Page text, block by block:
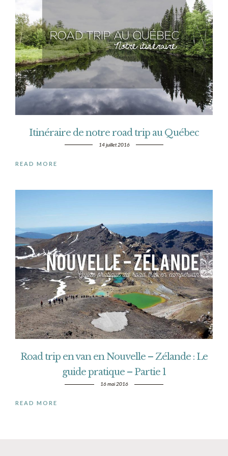
Itinéraire de notre road trip au Québec
14 juillet 2016
READ MORE
Road trip en van en Nouvelle – Zélande : Le
guide pratique – Partie 1
16 mai 2016
READ MORE